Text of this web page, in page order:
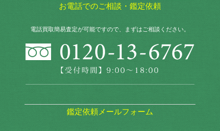
お電話でのご相談・鑑定依頼
電話買取簡易査定が可能ですので、まずはご相談ください。
鑑定依頼メールフォーム